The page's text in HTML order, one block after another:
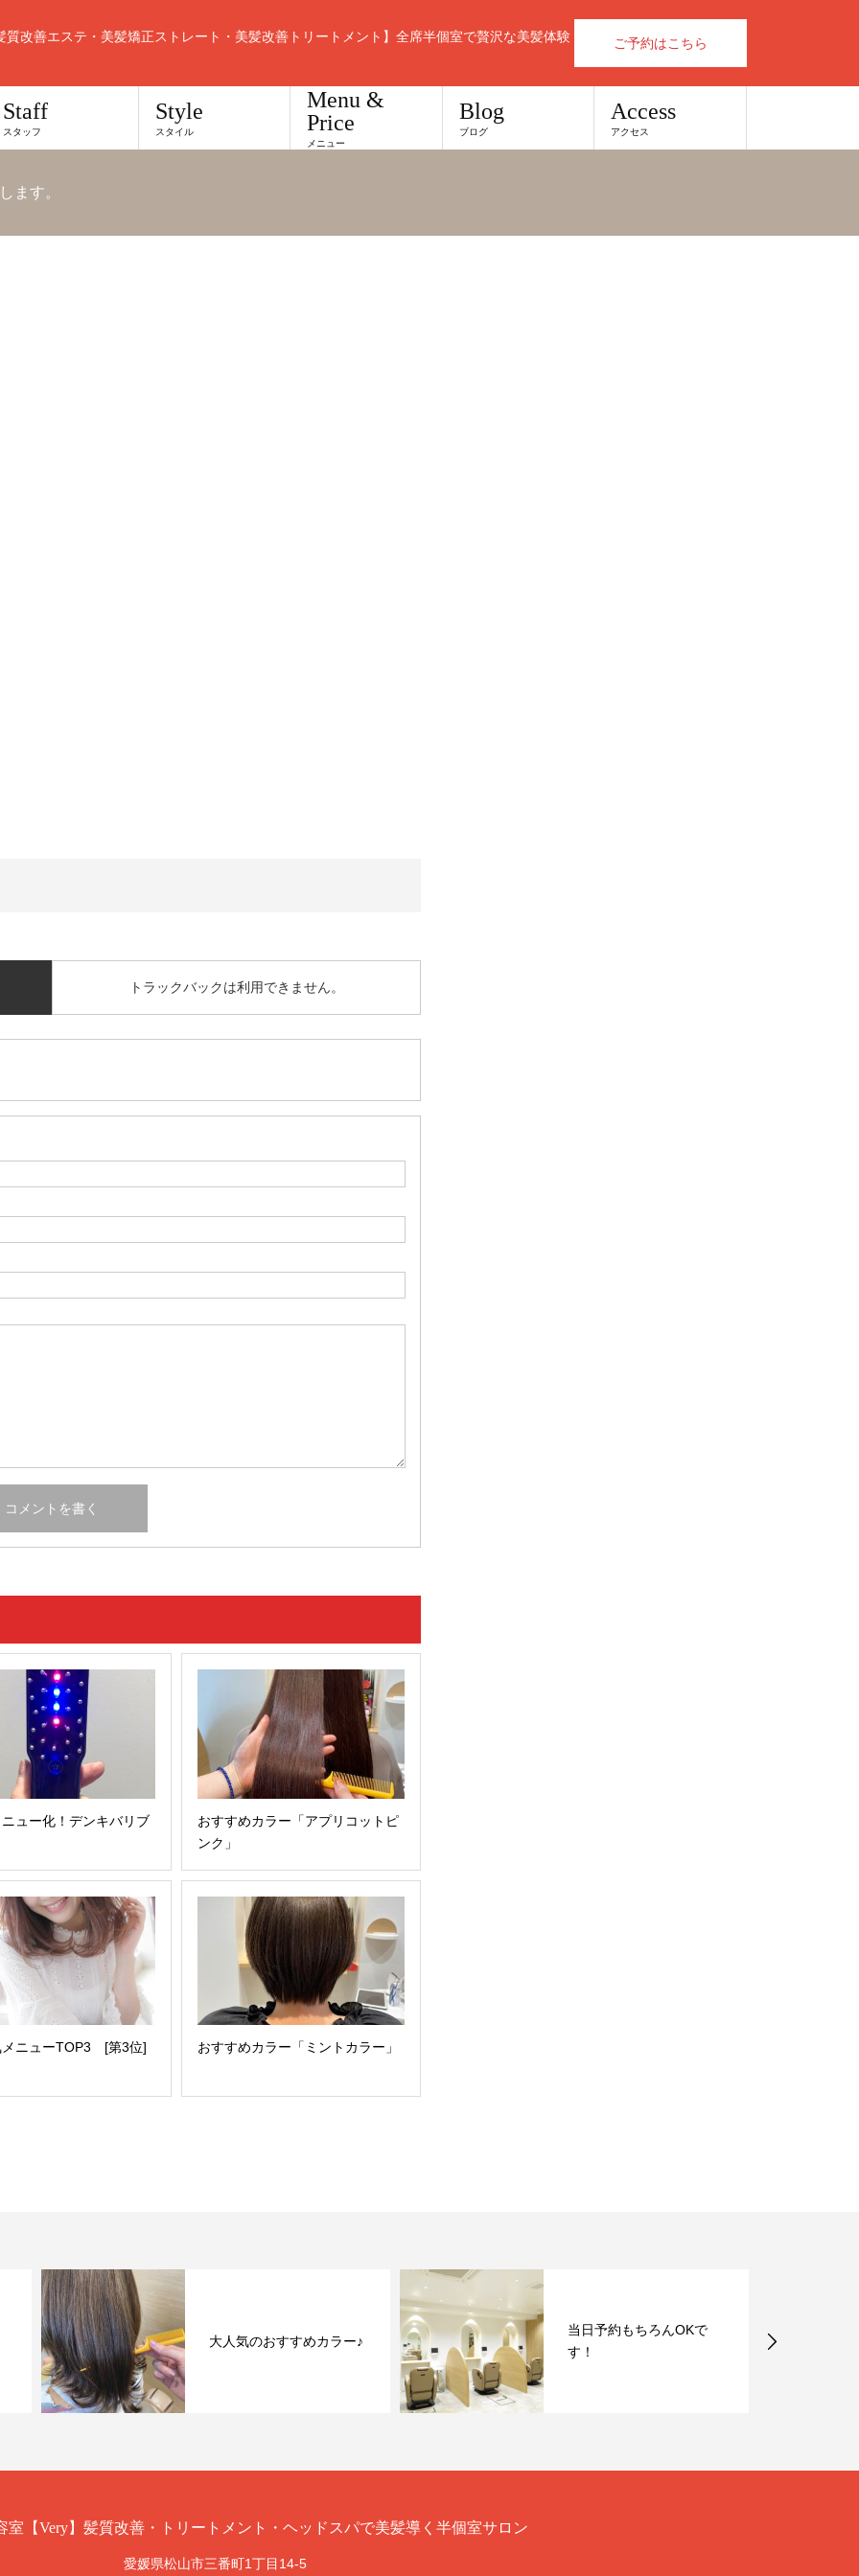
改善エステ・美髪矯正ストレート・美髪改善トリートメント】全席半個室で贅沢な美髪体験 ご予約はこちら
Staff
スタッフ
Style
スタイル
Menu &
Price
メニュー
Blog
ブログ
Access
アクセス
ます。
トラックバックは利用できません。
ュー化！デンキバリブ
おすすめカラー「アプリコットピ
ンク」
メニューTOP3 [第3位] おすすめカラー「ミントカラー」
大人気のおすすめカラー♪
当日予約もちろんOKで
す！
愛媛県松山市三番町1丁目14-5